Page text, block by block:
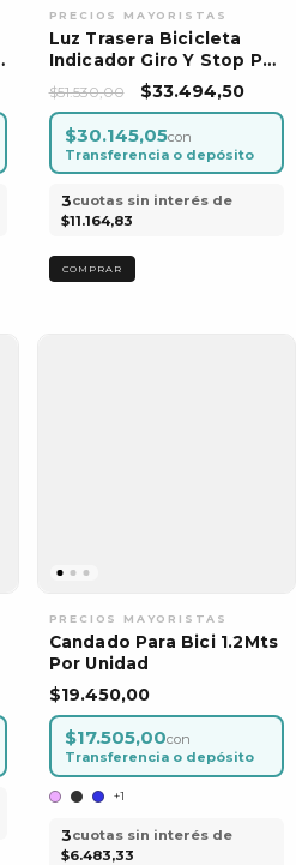
Luz Trasera Bicicleta
Indicador Giro Y Stop Por
Unidad
$51.530,00 $33.494,50
$30.145,05con
Transferencia o depósito
3cuotas sin interés de
$11.164,83
Candado Para Bici 1.2Mts
Por Unidad
$19.450,00
$17.505,00con
Transferencia o depósito
+1
3cuotas sin interés de
$6.483,33